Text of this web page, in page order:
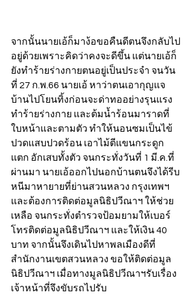
จากนั้นนายเอ้ก็มาง้อขอคืนดีตนจึงกลับไป
อยู่ด้วยเพราะคิดว่าคงจะดีขึ้น แต่นายเอ้ก็
ยังทำร้ายร่างกายตนอยู่เป็นประจำ จนวัน
ที่ 27 ก.พ.66 นายเอ้ หาว่าตนเอากุญแจ
บ้านไปโยนทิ้งก่อนจะด่าทออย่างรุนแรง
ทำร้ายร่างกาย และต้มน้ำร้อนมาราดที่
ใบหน้าและตามตัว ทำให้นอนซมเป็นไข้
ปวดแสบปวดร้อน เอาไม้ตีแขนกระดูก
แตก อักเสบทั้งตัว จนกระทั่งวันที่ 1 มี.ค.ที่
ผ่านมา นายเอ้ออกไปนอกบ้านตนจึงได้รีบ
หนีมาหายายที่ย่านสวนหลวง กรุงเทพฯ
และต้องการติดต่อมูลนิธิปวีณาฯ ให้ช่วย
เหลือ จนกระทั่งตำรวจป้อมยามให้เบอร์
โทรติดต่อมูลนิธิปวีณาฯ และให้เงิน 40
บาท จากนั้นจึงเดินไปหาพลเมืองดีที่
สำนักงานเขตสวนหลวง ขอให้ติดต่อมูล
นิธิปวีณาฯ เมื่อทางมูลนิธิปวีณาฯรับเรื่อง
เจ้าหน้าที่จึงขับรถไปรับ